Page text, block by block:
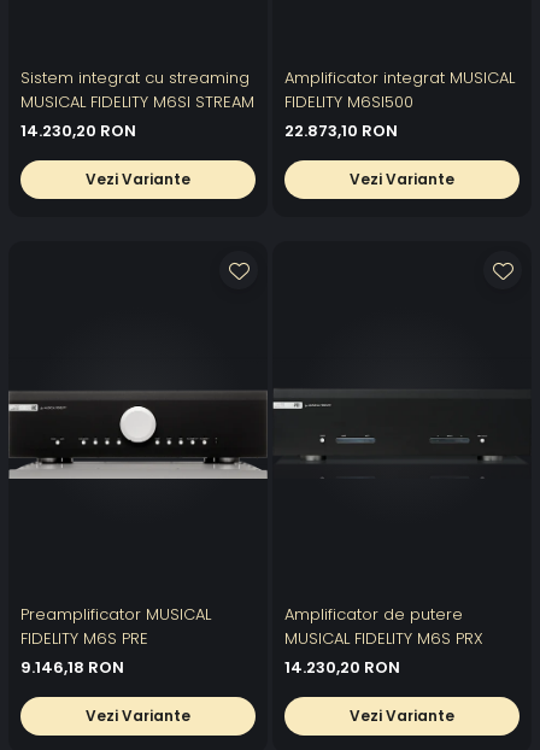
Sistem integrat cu streaming
MUSICAL FIDELITY M6SI STREAM
14.230,20 RON
Vezi Variante
Amplificator integrat MUSICAL
FIDELITY M6SI500
22.873,10 RON
Vezi Variante
Preamplificator MUSICAL
FIDELITY M6S PRE
9.146,18 RON
Vezi Variante
Amplificator de putere
MUSICAL FIDELITY M6S PRX
14.230,20 RON
Vezi Variante